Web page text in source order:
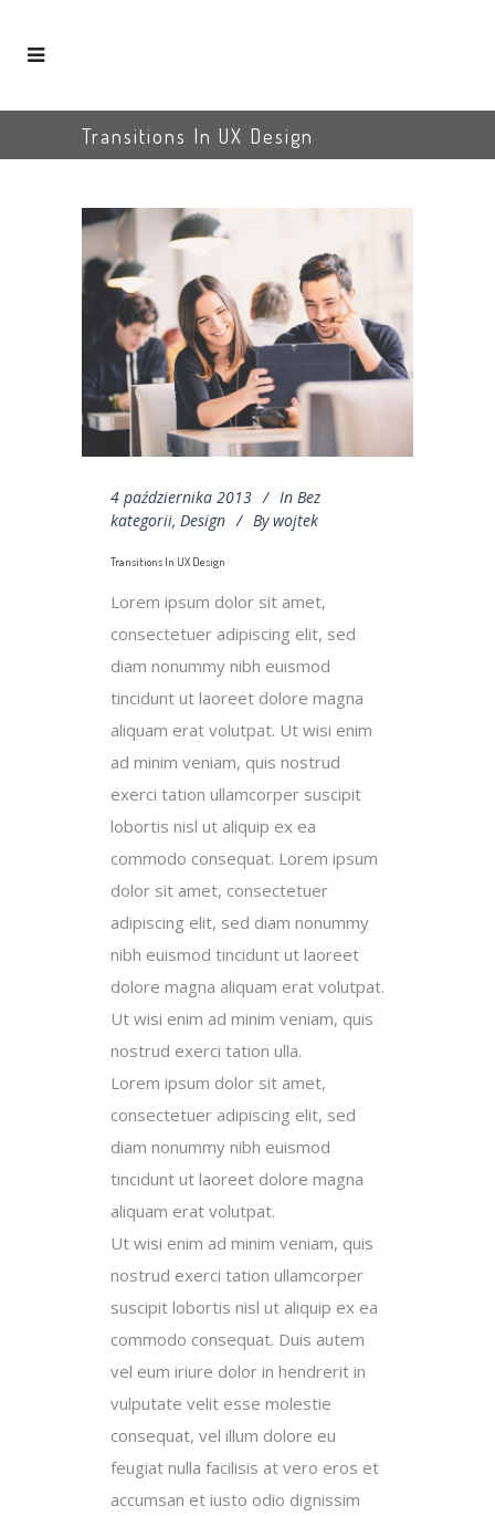
Transitions In UX Design
4 października 2013 In Bez
kategorii, Design By wojtek
Transitions In UX Design
Lorem ipsum dolor sit amet,
consectetuer adipiscing elit, sed
diam nonummy nibh euismod
tincidunt ut laoreet dolore magna
aliquam erat volutpat. Ut wisi enim
ad minim veniam, quis nostrud
exerci tation ullamcorper suscipit
lobortis nisl ut aliquip ex ea
commodo consequat. Lorem ipsum
dolor sit amet, consectetuer
adipiscing elit, sed diam nonummy
nibh euismod tincidunt ut laoreet
dolore magna aliquam erat volutpat.
Ut wisi enim ad minim veniam, quis
nostrud exerci tation ulla.
Lorem ipsum dolor sit amet,
consectetuer adipiscing elit, sed
diam nonummy nibh euismod
tincidunt ut laoreet dolore magna
aliquam erat volutpat.
Ut wisi enim ad minim veniam, quis
nostrud exerci tation ullamcorper
suscipit lobortis nisl ut aliquip ex ea
commodo consequat. Duis autem
vel eum iriure dolor in hendrerit in
vulputate velit esse molestie
consequat, vel illum dolore eu
feugiat nulla facilisis at vero eros et
accumsan et iusto odio dignissim